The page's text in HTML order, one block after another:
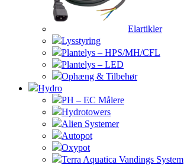
Elartikler
Lysstyring
Plantelys – HPS/MH/CFL
Plantelys – LED
Ophæng & Tilbehør
Hydro
PH – EC Målere
Hydrotowers
Alien Systemer
Autopot
Oxypot
Terra Aquatica Vandings System